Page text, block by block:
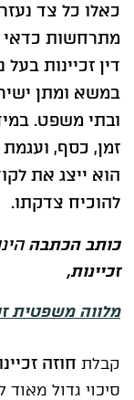
כאלו כל צד
מתרחשות כדאי
דין זכיינות
במשא ומתן
ובתי משפט.
זמן, כסף,
הוא ייצג את
להוכיח צדקתו.
כותב הכתבה
זכיינות,
מלווה משפטית
קבלת חוזה
סיכוי גדול